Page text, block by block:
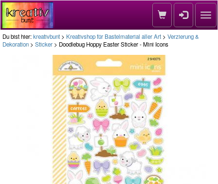
Du bist hier:kreativbunt > Kreativshop für Bastelmaterial aller Art > Verzierung &
Dekoration > Sticker > Doodlebug Hoppy Easter Sticker - Mini Icons